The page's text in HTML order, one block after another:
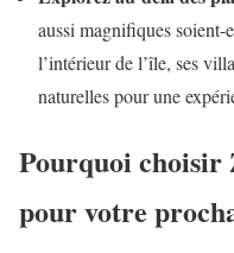
aussi magnifiques soient-
l’intérieur de l’île, ses
naturelles pour une
Pourquoi
pour votre